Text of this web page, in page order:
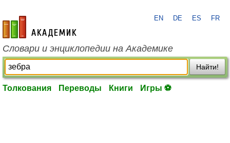
academic.ru
EN DE ES FR
Словари и энциклопедии на Академике
Найти!
Толкования Переводы Книги Игры ⚽